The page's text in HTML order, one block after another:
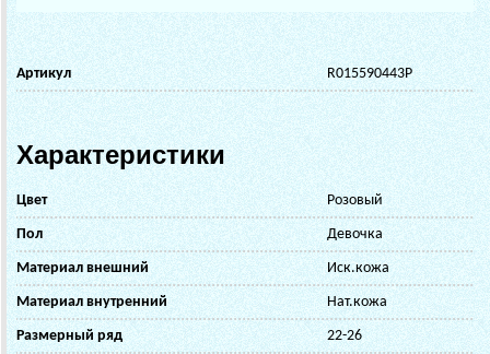
Артикул R015590443P
Характеристики
Цвет Розовый
Пол Девочка
Материал внешний Иск.кожа
Материал внутренний Нат.кожа
Размерный ряд 22-26